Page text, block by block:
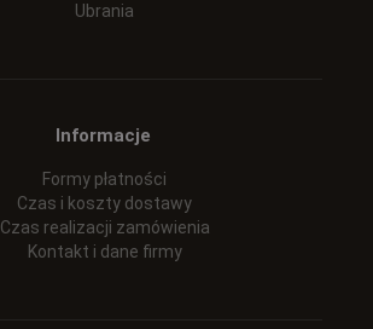
Ubrania
Informacje
Formy płatności
Czas i koszty dostawy
Czas realizacji zamówienia
Kontakt i dane firmy